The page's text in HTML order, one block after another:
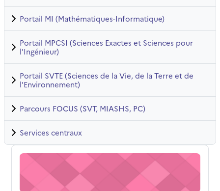
Portail MI (Mathématiques-Informatique)
Portail MPCSI (Sciences Exactes et Sciences pour
l'Ingénieur)
Portail SVTE (Sciences de la Vie, de la Terre et de
l'Environnement)
Parcours FOCUS (SVT, MIASHS, PC)
Services centraux
S1 Analytical chemistry